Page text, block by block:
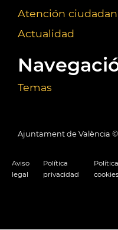
Atención
Actualidad
Temas
Ajuntament de València ©
Aviso
legal
Política
privacidad